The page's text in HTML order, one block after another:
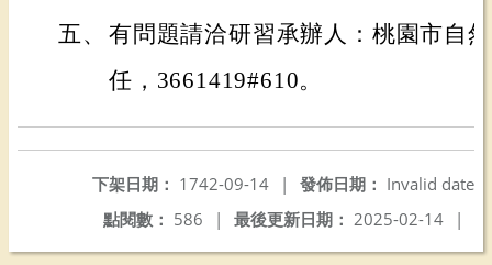
五、 有問題請洽研習承辦人：桃園市自
任，3661419#610。
發佈日期： Invalid date
下架日期： 1742-09-14
|
最後更新日期： 2025-02-14 |
點閱數： 586 |